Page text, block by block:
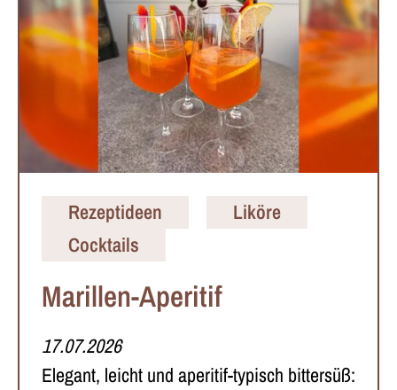
Rezeptideen
Liköre
Cocktails
Marillen-Aperitif
17.07.2026
Elegant, leicht und aperitif-typisch bittersüß: